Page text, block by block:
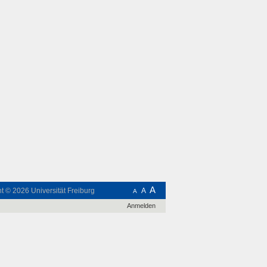
A A A
© 2026 Universität Freiburg
Anmelden